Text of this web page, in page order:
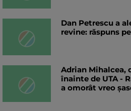
Dan Petrescu a
revine: răspuns
Adrian Mihalcea,
înainte de UTA -
a omorât vreo